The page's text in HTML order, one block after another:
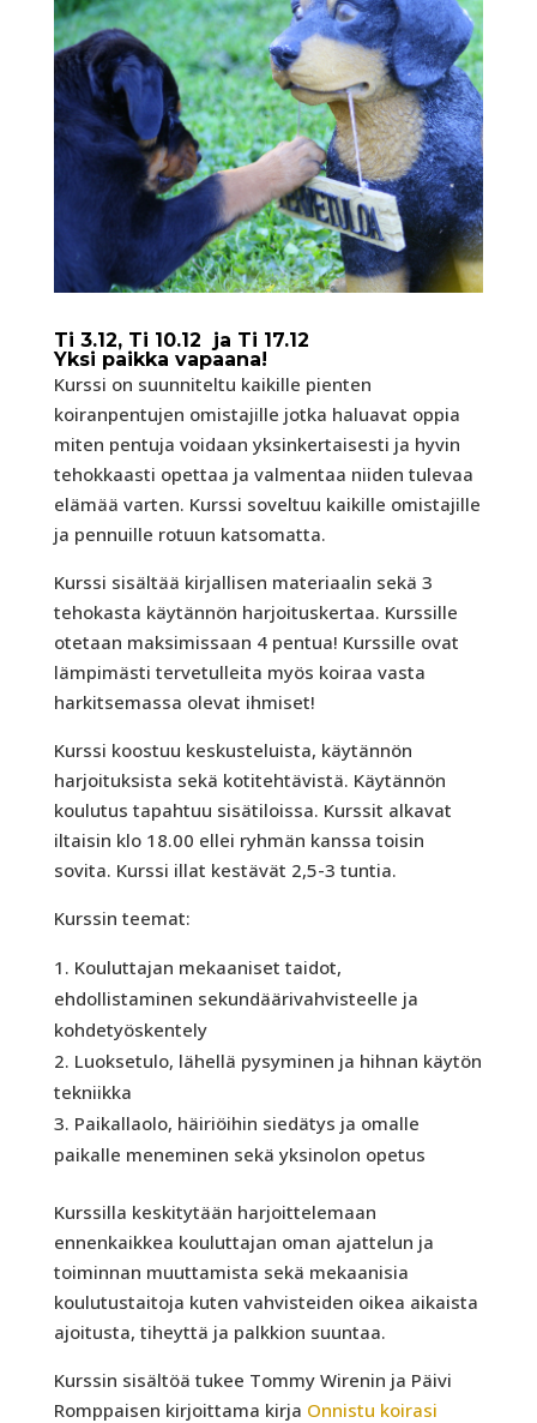
Ti 3.12, Ti 10.12 ja Ti 17.12
Yksi paikka vapaana!
Kurssi on suunniteltu kaikille pienten
koiranpentujen omistajille jotka haluavat oppia
miten pentuja voidaan yksinkertaisesti ja hyvin
tehokkaasti opettaa ja valmentaa niiden tulevaa
elämää varten. Kurssi soveltuu kaikille omistajille
ja pennuille rotuun katsomatta.
Kurssi sisältää kirjallisen materiaalin sekä 3
tehokasta käytännön harjoituskertaa. Kurssille
otetaan maksimissaan 4 pentua! Kurssille ovat
lämpimästi tervetulleita myös koiraa vasta
harkitsemassa olevat ihmiset!
Kurssi koostuu keskusteluista, käytännön
harjoituksista sekä kotitehtävistä. Käytännön
koulutus tapahtuu sisätiloissa. Kurssit alkavat
iltaisin klo 18.00 ellei ryhmän kanssa toisin
sovita. Kurssi illat kestävät 2,5-3 tuntia.
Kurssin teemat:
Kouluttajan mekaaniset taidot,
ehdollistaminen sekundäärivahvisteelle ja
kohdetyöskentely
Luoksetulo, lähellä pysyminen ja hihnan käytön
tekniikka
Paikallaolo, häiriöihin siedätys ja omalle
paikalle meneminen sekä yksinolon opetus
Kurssilla keskitytään harjoittelemaan
ennenkaikkea kouluttajan oman ajattelun ja
toiminnan muuttamista sekä mekaanisia
koulutustaitoja kuten vahvisteiden oikea aikaista
ajoitusta, tiheyttä ja palkkion suuntaa.
Kurssin sisältöä tukee Tommy Wirenin ja Päivi
Romppaisen kirjoittama kirja Onnistu koirasi